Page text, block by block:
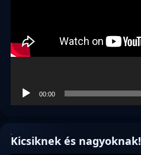
00:00
Kicsiknek és nagyoknak!